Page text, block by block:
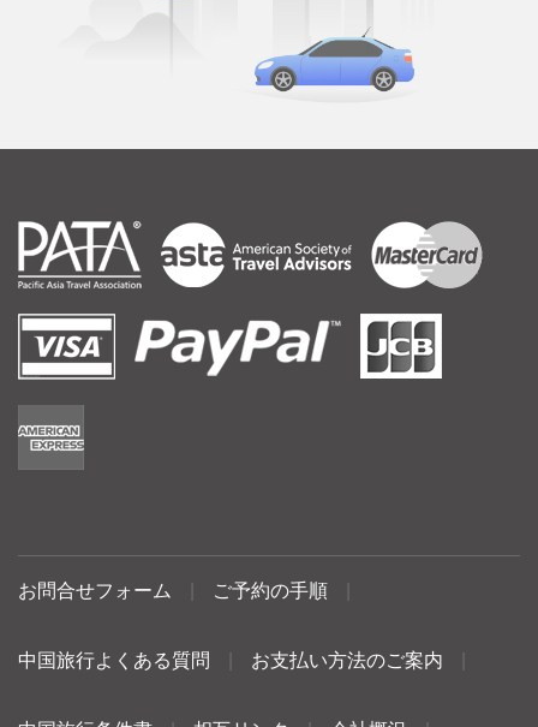
お問合せフォーム ご予約の手順
中国旅行よくある質問 お支払い方法のご案内